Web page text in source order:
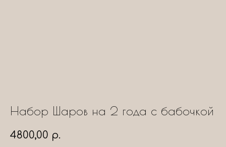
Набор Шаров на 2 года с бабочкой
4800,00 р.